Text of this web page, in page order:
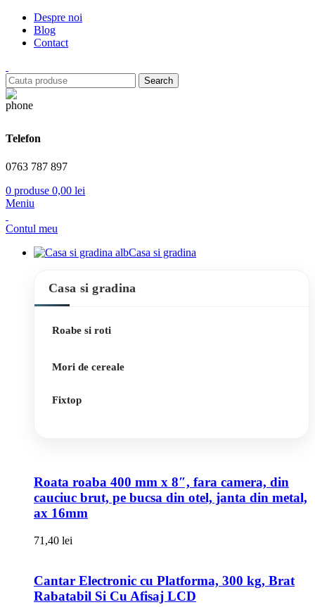
Despre noi
Blog
Contact
Search
Telefon
0763 787 897
0 produse 0,00 lei
Meniu
Contul meu
Casa si gradina
Casa si gradina
Roabe si roti
Mori de cereale
Fixtop
Roata roaba 400 mm x 8″, fara camera, din
cauciuc brut, pe bucsa din otel, janta din metal,
ax 16mm
71,40 lei
Cantar Electronic cu Platforma, 300 kg, Brat
Rabatabil Si Cu Afisaj LCD